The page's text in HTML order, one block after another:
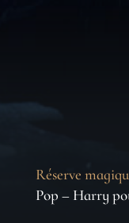
Réserve
Pop – Harry